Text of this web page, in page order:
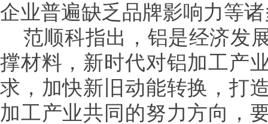
企业普遍缺乏品牌影响力等
范顺科指出，铝是经济发
撑材料，新时代对铝加工产
求，加快新旧动能转换，打
加工产业共同的努力方向，